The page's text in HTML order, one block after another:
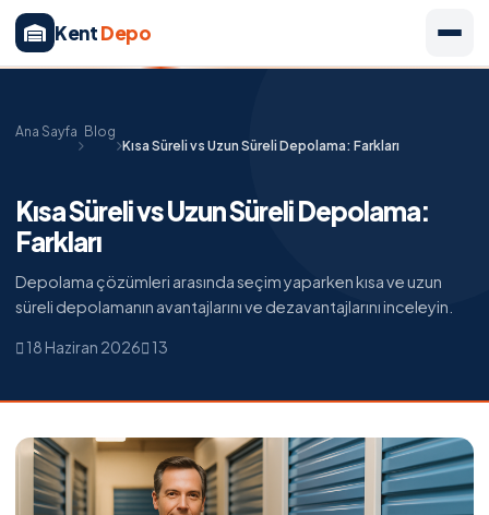
KentDepo
Ana Sayfa Blog
Kısa Süreli vs Uzun Süreli Depolama: Farkları
Kısa Süreli vs Uzun Süreli Depolama:
Farkları
Depolama çözümleri arasında seçim yaparken kısa ve uzun
süreli depolamanın avantajlarını ve dezavantajlarını inceleyin.
18 Haziran 2026 13